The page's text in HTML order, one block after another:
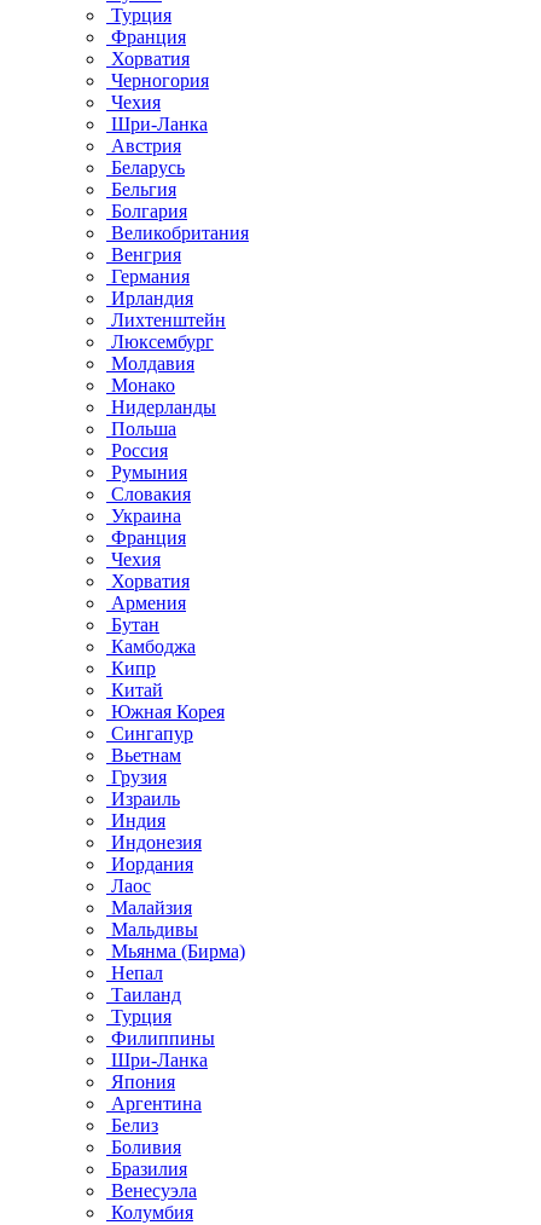
Турция
Франция
Хорватия
Черногория
Чехия
Шри-Ланка
Австрия
Беларусь
Бельгия
Болгария
Великобритания
Венгрия
Германия
Ирландия
Лихтенштейн
Люксембург
Молдавия
Монако
Нидерланды
Польша
Россия
Румыния
Словакия
Украина
Франция
Чехия
Хорватия
Армения
Бутан
Камбоджа
Кипр
Китай
Южная Корея
Сингапур
Вьетнам
Грузия
Израиль
Индия
Индонезия
Иордания
Лаос
Малайзия
Мальдивы
Мьянма (Бирма)
Непал
Таиланд
Турция
Филиппины
Шри-Ланка
Япония
Аргентина
Белиз
Боливия
Бразилия
Венесуэла
Колумбия